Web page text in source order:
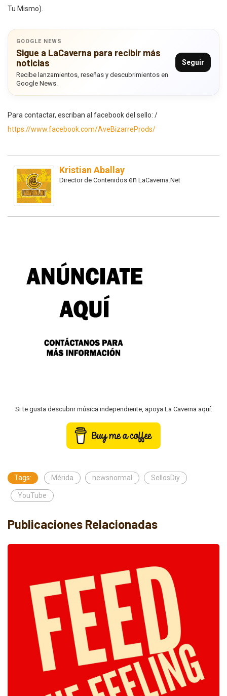
Tu Mismo).
GOOGLE NEWS
Sigue a LaCaverna para recibir más
noticias
Recibe lanzamientos, reseñas y descubrimientos en
Google News.
Seguir
Para contactar, escriban al facebook del sello: /
https://www.facebook.com/AveBizarreProds/
Kristian Aballay
Director de Contenidos en LaCaverna.Net
Si te gusta descubrir música independiente, apoya La Caverna aquí:
Tags: Mérida newsnormal SellosDiy
YouTube
Publicaciones Relacionadas